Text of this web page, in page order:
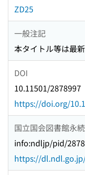
ZD25
一般注記
本タイトル等は最
DOI
10.11501/2878997
https://doi.org/
国立国会図書館永
info:ndljp/pid/
https://